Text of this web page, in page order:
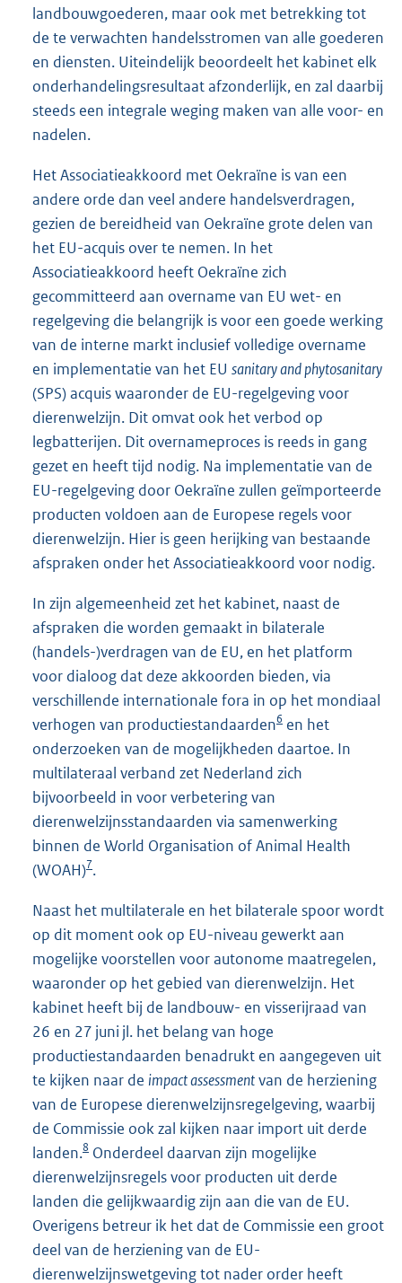
landbouwgoederen, maar ook met betrekking tot
de te verwachten handelsstromen van alle goederen
en diensten. Uiteindelijk beoordeelt het kabinet elk
onderhandelingsresultaat afzonderlijk, en zal daarbij
steeds een integrale weging maken van alle voor- en
nadelen.
Het Associatieakkoord met Oekraïne is van een
andere orde dan veel andere handelsverdragen,
gezien de bereidheid van Oekraïne grote delen van
het EU-acquis over te nemen. In het
Associatieakkoord heeft Oekraïne zich
gecommitteerd aan overname van EU wet- en
regelgeving die belangrijk is voor een goede werking
van de interne markt inclusief volledige overname
en implementatie van het EU sanitary and phytosanitary
(SPS) acquis waaronder de EU-regelgeving voor
dierenwelzijn. Dit omvat ook het verbod op
legbatterijen. Dit overnameproces is reeds in gang
gezet en heeft tijd nodig. Na implementatie van de
EU-regelgeving door Oekraïne zullen geïmporteerde
producten voldoen aan de Europese regels voor
dierenwelzijn. Hier is geen herijking van bestaande
afspraken onder het Associatieakkoord voor nodig.
In zijn algemeenheid zet het kabinet, naast de
afspraken die worden gemaakt in bilaterale
(handels-)verdragen van de EU, en het platform
voor dialoog dat deze akkoorden bieden, via
verschillende internationale fora in op het mondiaal
verhogen van productiestandaarden6 en het
onderzoeken van de mogelijkheden daartoe. In
multilateraal verband zet Nederland zich
bijvoorbeeld in voor verbetering van
dierenwelzijnsstandaarden via samenwerking
binnen de World Organisation of Animal Health
(WOAH)7.
Naast het multilaterale en het bilaterale spoor wordt
op dit moment ook op EU-niveau gewerkt aan
mogelijke voorstellen voor autonome maatregelen,
waaronder op het gebied van dierenwelzijn. Het
kabinet heeft bij de landbouw- en visserijraad van
26 en 27 juni jl. het belang van hoge
productiestandaarden benadrukt en aangegeven uit
te kijken naar de impact assessmentvan de herziening
van de Europese dierenwelzijnsregelgeving, waarbij
de Commissie ook zal kijken naar import uit derde
landen.8 Onderdeel daarvan zijn mogelijke
dierenwelzijnsregels voor producten uit derde
landen die gelijkwaardig zijn aan die van de EU.
Overigens betreur ik het dat de Commissie een groot
deel van de herziening van de EU-
dierenwelzijnswetgeving tot nader order heeft